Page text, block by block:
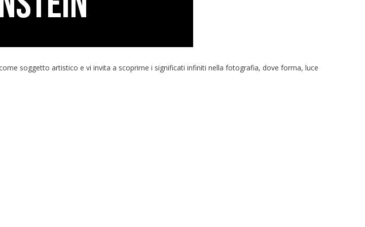
soggetto artistico e vi invita a scoprirne i significati infiniti nella fotografia, dove forma, luce